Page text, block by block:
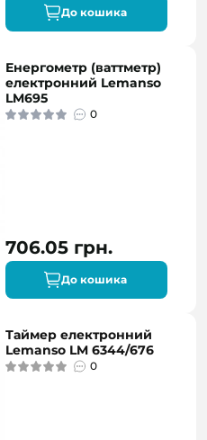
До кошика
Енергометр (ваттметр)
електронний Lemanso
LM695
0
706.05 грн.
До кошика
Таймер електронний
Lemanso LM 6344/676
0